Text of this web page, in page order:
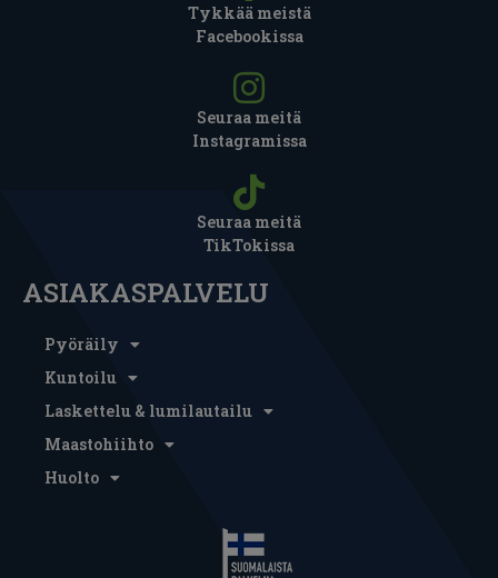
Tykkää meistä
Facebookissa
Seuraa meitä
Instagramissa
Seuraa meitä
TikTokissa
ASIAKASPALVELU
Pyöräily
Kuntoilu
Laskettelu & lumilautailu
Maastohiihto
Huolto